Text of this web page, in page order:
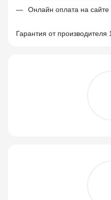
Онлайн оплата на сайте
Гарантия от производителя